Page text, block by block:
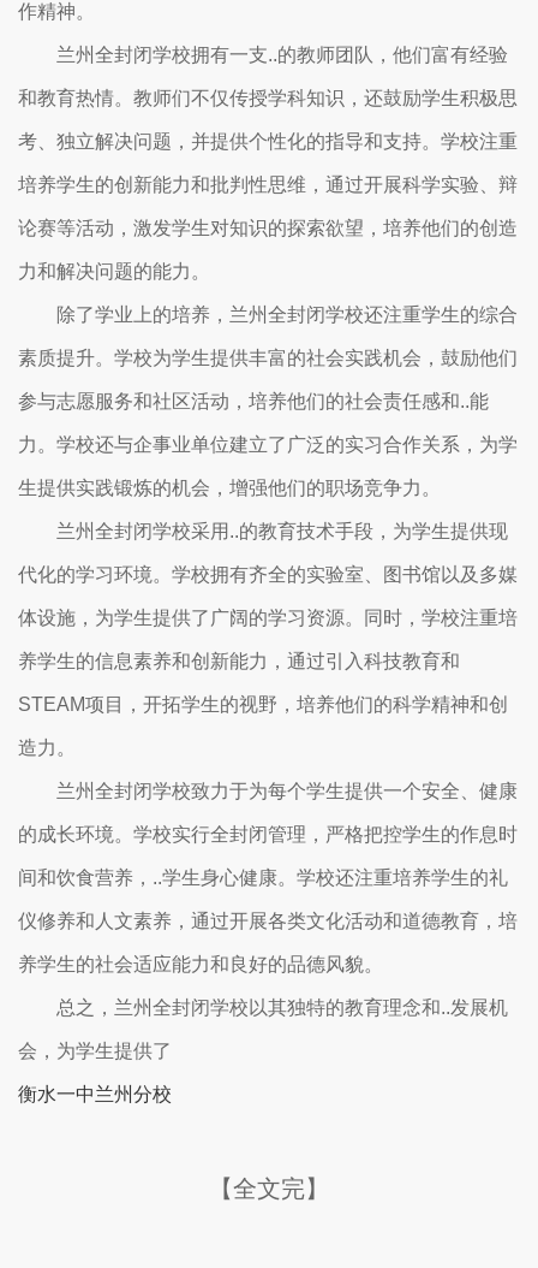
作精神。
兰州全封闭学校拥有一支..的教师团队，他们富有经验
和教育热情。教师们不仅传授学科知识，还鼓励学生积极思
考、独立解决问题，并提供个性化的指导和支持。学校注重
培养学生的创新能力和批判性思维，通过开展科学实验、辩
论赛等活动，激发学生对知识的探索欲望，培养他们的创造
力和解决问题的能力。
除了学业上的培养，兰州全封闭学校还注重学生的综合
素质提升。学校为学生提供丰富的社会实践机会，鼓励他们
参与志愿服务和社区活动，培养他们的社会责任感和..能
力。学校还与企事业单位建立了广泛的实习合作关系，为学
生提供实践锻炼的机会，增强他们的职场竞争力。
兰州全封闭学校采用..的教育技术手段，为学生提供现
代化的学习环境。学校拥有齐全的实验室、图书馆以及多媒
体设施，为学生提供了广阔的学习资源。同时，学校注重培
养学生的信息素养和创新能力，通过引入科技教育和
STEAM项目，开拓学生的视野，培养他们的科学精神和创
造力。
兰州全封闭学校致力于为每个学生提供一个安全、健康
的成长环境。学校实行全封闭管理，严格把控学生的作息时
间和饮食营养，..学生身心健康。学校还注重培养学生的礼
仪修养和人文素养，通过开展各类文化活动和道德教育，培
养学生的社会适应能力和良好的品德风貌。
总之，兰州全封闭学校以其独特的教育理念和..发展机
会，为学生提供了
衡水一中兰州分校
【全文完】